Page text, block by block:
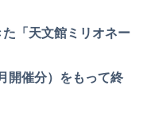
「天文館ミリオネー
開催分）をもって終